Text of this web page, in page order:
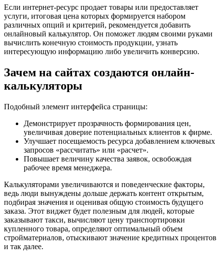
Если интернет-ресурс продает товары или предоставляет
услуги, итоговая цена которых формируется набором
различных опций и критерий, рекомендуется добавить
онлайновый калькулятор. Он поможет людям своими руками
вычислить конечную стоимость продукции, узнать
интересующую информацию либо увеличить конверсию.
Зачем на сайтах создаются онлайн-
калькуляторы
Подобный элемент интерфейса страницы:
Демонстрирует прозрачность формирования цен,
увеличивая доверие потенциальных клиентов к фирме.
Улучшает посещаемость ресурса добавлением ключевых
запросов «рассчитать» или «расчет».
Повышает величину качества заявок, освобождая
рабочее время менеджера.
Калькуляторами увеличиваются и поведенческие факторы,
ведь люди вынуждены дольше держать контент открытым,
подбирая значения и оценивая общую стоимость будущего
заказа. Этот виджет будет полезным для людей, которые
заказывают такси, вычисляют цену транспортировки
купленного товара, определяют оптимальный объем
стройматериалов, отыскивают значение кредитных процентов
и так далее.